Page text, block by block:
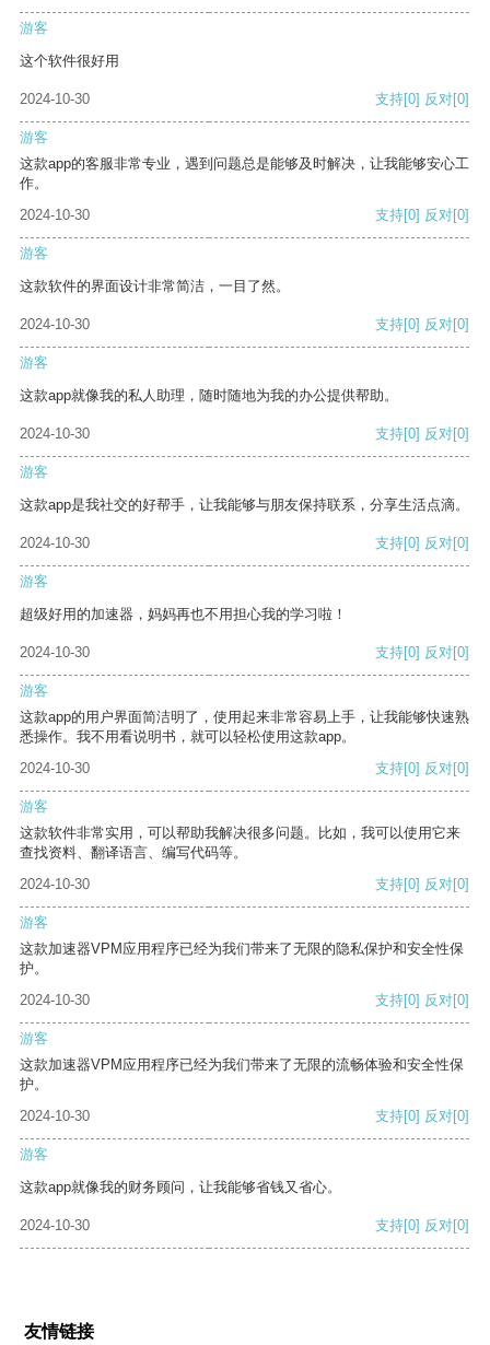
游客
这个软件很好用
2024-10-30 支持[0] 反对[0]
游客
这款app的客服非常专业，遇到问题总是能够及时解决，让我能够安心工
作。
2024-10-30
支持[0] 反对[0]
游客
这款软件的界面设计非常简洁，一目了然。
2024-10-30 支持[0] 反对[0]
游客
这款app就像我的私人助理，随时随地为我的办公提供帮助。
2024-10-30 支持[0] 反对[0]
游客
这款app是我社交的好帮手，让我能够与朋友保持联系，分享生活点滴。
2024-10-30 支持[0] 反对[0]
游客
超级好用的加速器，妈妈再也不用担心我的学习啦！
2024-10-30 支持[0] 反对[0]
游客
这款app的用户界面简洁明了，使用起来非常容易上手，让我能够快速熟
悉操作。我不用看说明书，就可以轻松使用这款app。
2024-10-30
支持[0] 反对[0]
游客
这款软件非常实用，可以帮助我解决很多问题。比如，我可以使用它来
查找资料、翻译语言、编写代码等。
2024-10-30
支持[0] 反对[0]
游客
这款加速器VPM应用程序已经为我们带来了无限的隐私保护和安全性保
护。
2024-10-30
支持[0] 反对[0]
游客
这款加速器VPM应用程序已经为我们带来了无限的流畅体验和安全性保
护。
2024-10-30
支持[0] 反对[0]
游客
这款app就像我的财务顾问，让我能够省钱又省心。
2024-10-30 支持[0] 反对[0]
友情链接